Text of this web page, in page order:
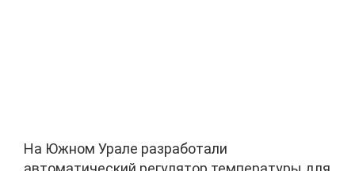
На Южном Урале разработали